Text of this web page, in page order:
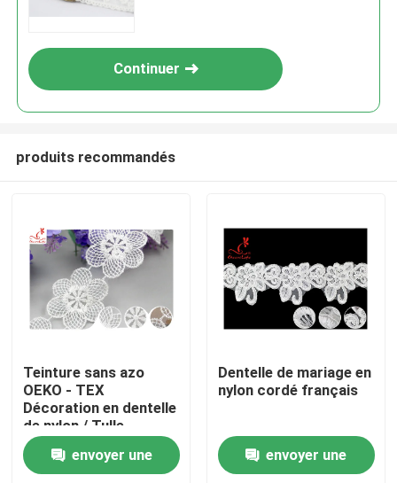
Maison
Continuer
produits recommandés
Teinture sans azo
OEKO - TEX
Décoration en dentelle
de nylon / Tulle
envoyer une
Dentelle de mariage en
nylon cordé français
envoyer une